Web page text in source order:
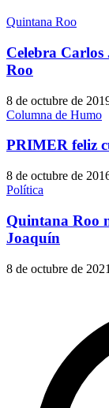
Quintana Roo
Celebra
Roo
8 de octubre de
Columna de Humo
PRIMER feliz
8 de octubre de
Política
Quintana Roo
Joaquín
8 de octubre de 2021